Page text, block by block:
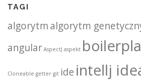
TAGI
algorytmalgorytm
angular AspectJ aspekt
Cloneable getter git ide intellj